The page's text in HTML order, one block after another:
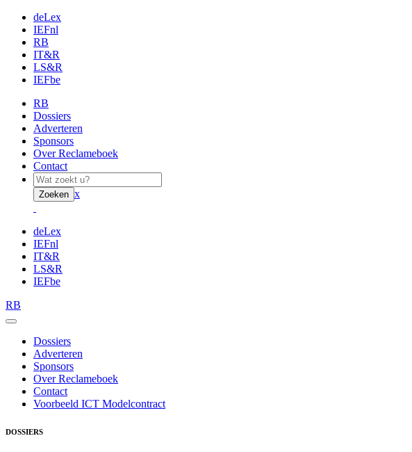
deLex
IEFnl
RB
IT&R
LS&R
IEFbe
RB
Dossiers
Adverteren
Sponsors
Over Reclameboek
Contact
Zoeken x
deLex
IEFnl
IT&R
LS&R
IEFbe
RB
Dossiers
Adverteren
Sponsors
Over Reclameboek
Contact
Voorbeeld ICT Modelcontract
DOSSIERS